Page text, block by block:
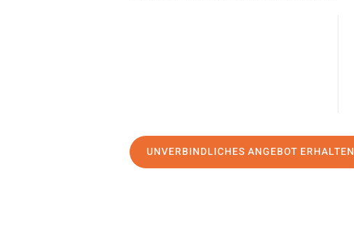
UNVERBINDLICHES ANGEBOT ERHALTEN